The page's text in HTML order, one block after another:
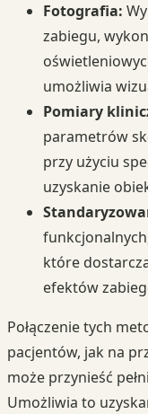
Fotografia:
zabiegu,
umożliwia
Pomiary
parametrów
przy użyciu
uzyskanie
które
efektów
Połączenie tych
pacjentów, jak na
może przynieść
Umożliwia to